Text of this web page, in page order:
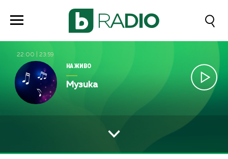
22:00 23:59
НА ЖИВО
Музика